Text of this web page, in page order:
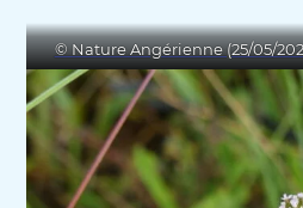
© Nature Angérienne (25/05/